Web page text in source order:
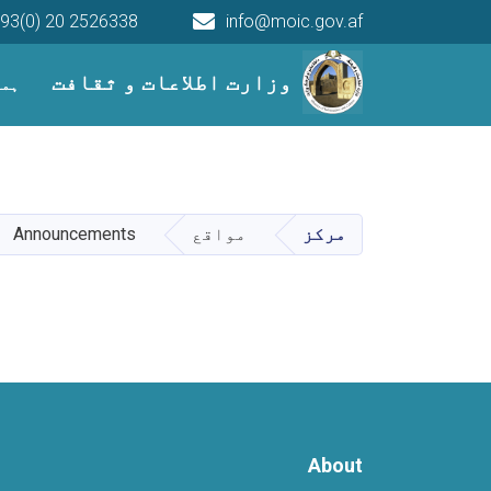
وزارت اطلاعات و ثقافت
info@moic.gov.af
20 2526338
Main navigation
مرکز مواقع Announcements
About